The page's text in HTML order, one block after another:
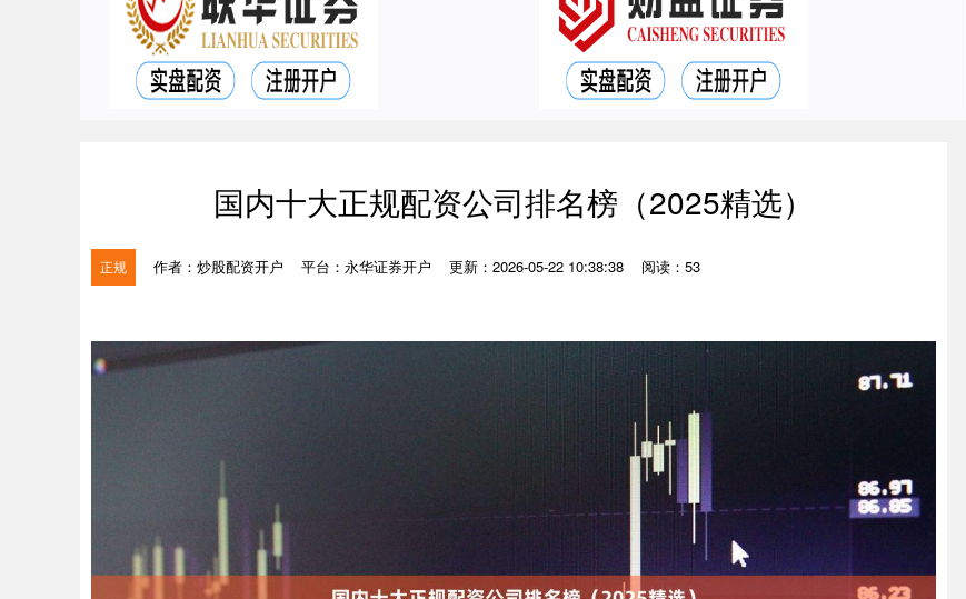
国内十大正规配资公司排名榜（2025精选）
正规 作者：炒股配资开户 平台：永华证券开户 更新：2026-05-22 10:38:38 阅读：53